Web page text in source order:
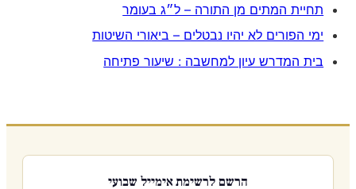
תחיית המתים מן התורה – ל״ג בעומר
ימי הפורים לא יהיו נבטלים – ביאורי השיטות
בית המדרש עיון למחשבה : שיעור פתיחה
הרשם לרשימת אימייל שבועי